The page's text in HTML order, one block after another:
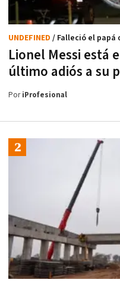
Lionel Messi está
último adiós a su
UNDEFINED / Falleció el papá
PoriProfesional